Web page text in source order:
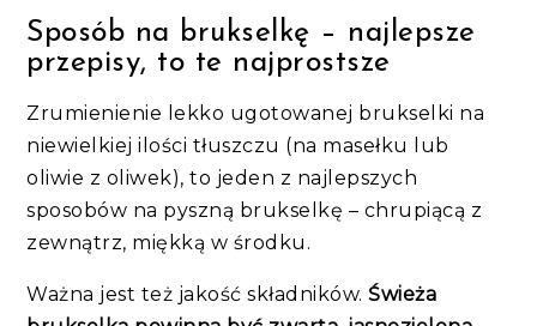
Sposób na brukselkę – najlepsze
przepisy, to te najprostsze
Zrumienienie lekko ugotowanej brukselki na
niewielkiej ilości tłuszczu (na masełku lub
oliwie z oliwek), to jeden z najlepszych
sposobów na pyszną brukselkę – chrupiącą z
zewnątrz, miękką w środku.
Ważna jest też jakość składników.Świeża